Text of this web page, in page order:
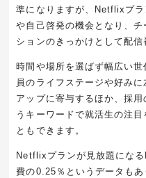
準になりますが、Netflixプ
や自己啓発の機会となり、
ションのきっかけとして配信
時間や場所を選ばず幅広い
員のライフステージや好み
アップに寄与するほか、採用
うキーワードで就活生の注
ともできます。
Netflixプランが見放題にな
費の0.25％というデータもあ